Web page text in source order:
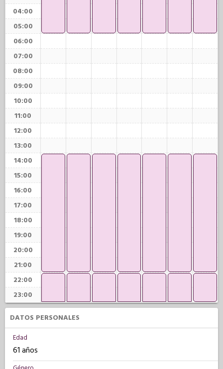
04:00
05:00
06:00
07:00
08:00
09:00
10:00
11:00
12:00
13:00
14:00
15:00
16:00
17:00
18:00
19:00
20:00
21:00
22:00
23:00
DATOS PERSONALES
Edad
61 años